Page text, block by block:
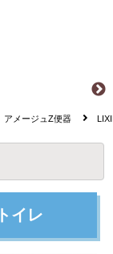
アメージュZ便器
イレ